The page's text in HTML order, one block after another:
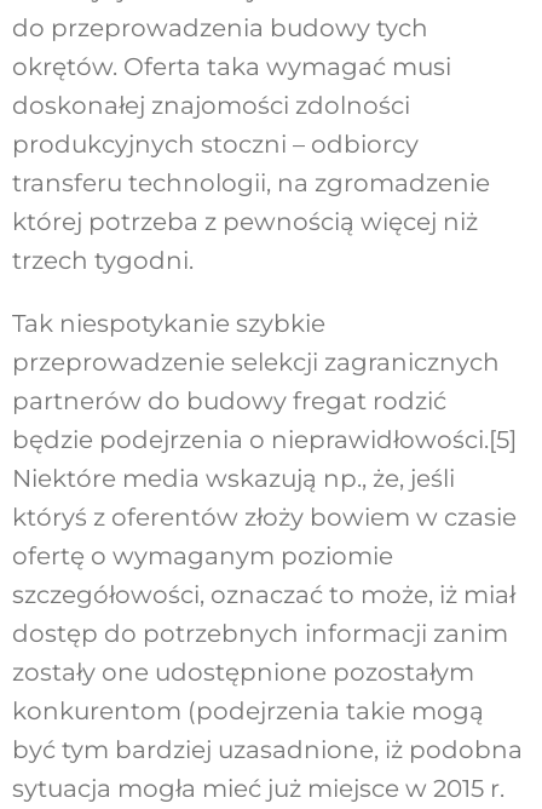
do przeprowadzenia budowy tych
okrętów. Oferta taka wymagać musi
doskonałej znajomości zdolności
produkcyjnych stoczni – odbiorcy
transferu technologii, na zgromadzenie
której potrzeba z pewnością więcej niż
trzech tygodni.
Tak niespotykanie szybkie
przeprowadzenie selekcji zagranicznych
partnerów do budowy fregat rodzić
będzie podejrzenia o nieprawidłowości.[5]
Niektóre media wskazują np., że, jeśli
któryś z oferentów złoży bowiem w czasie
ofertę o wymaganym poziomie
szczegółowości, oznaczać to może, iż miał
dostęp do potrzebnych informacji zanim
zostały one udostępnione pozostałym
konkurentom (podejrzenia takie mogą
być tym bardziej uzasadnione, iż podobna
sytuacja mogła mieć już miejsce w 2015 r.